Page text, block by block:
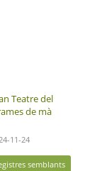
Teatre del
de mà
11-24
semblants